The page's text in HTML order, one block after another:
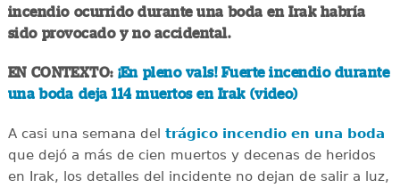
incendio ocurrido durante una boda en Irak habría
sido provocado y no accidental.
EN CONTEXTO: ¡En pleno vals! Fuerte incendio durante
una boda deja 114 muertos en Irak (video)
A casi una semana del trágico incendio en una boda
que dejó a más de cien muertos y decenas de heridos
en Irak, los detalles del incidente no dejan de salir a luz,